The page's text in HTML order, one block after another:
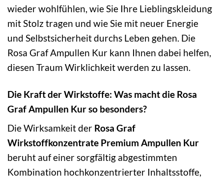
wieder wohlfühlen, wie Sie Ihre Lieblingskleidung
mit Stolz tragen und wie Sie mit neuer Energie
und Selbstsicherheit durchs Leben gehen. Die
Rosa Graf Ampullen Kur kann Ihnen dabei helfen,
diesen Traum Wirklichkeit werden zu lassen.
Die Kraft der Wirkstoffe: Was macht die Rosa
Graf Ampullen Kur so besonders?
Die Wirksamkeit der Rosa Graf
Wirkstoffkonzentrate Premium Ampullen Kur
beruht auf einer sorgfältig abgestimmten
Kombination hochkonzentrierter Inhaltsstoffe,